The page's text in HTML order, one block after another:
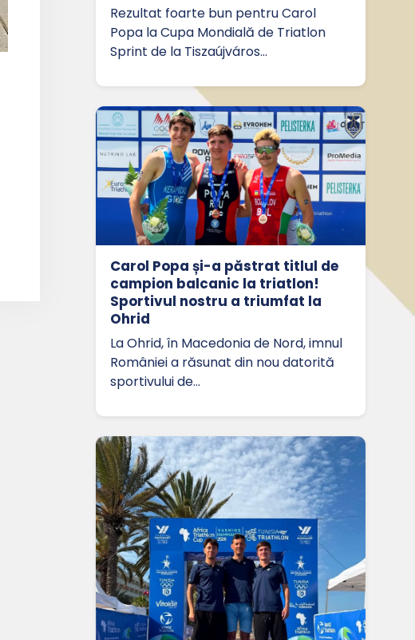
Rezultat foarte bun pentru Carol
Popa la Cupa Mondială de Triatlon
Sprint de la Tiszaújváros…
Carol Popa și-a păstrat titlul de
campion balcanic la triatlon!
Sportivul nostru a triumfat la
Ohrid
La Ohrid, în Macedonia de Nord, imnul
României a răsunat din nou datorită
sportivului de…